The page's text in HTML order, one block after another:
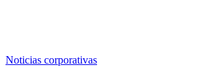
Noticias corporativas